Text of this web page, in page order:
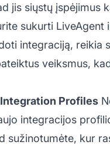
jis siųstų įspėjimus
sukurti LiveAgent
integraciją,
veiksmus,
Profiles
integracijos
sužinotumėte, kur